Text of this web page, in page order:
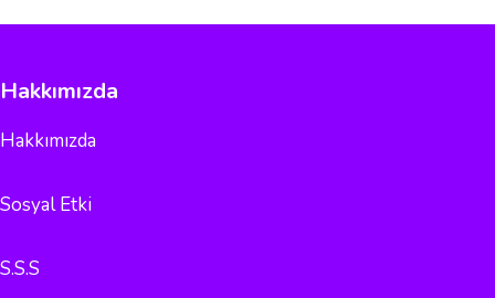
Hakkımızda
Hakkımızda
Sosyal Etki
S.S.S